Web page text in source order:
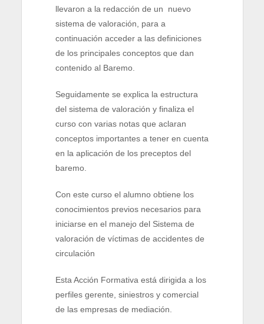
llevaron a la redacción de un nuevo
sistema de valoración, para a
continuación acceder a las definiciones
de los principales conceptos que dan
contenido al Baremo.
Seguidamente se explica la estructura
del sistema de valoración y finaliza el
curso con varias notas que aclaran
conceptos importantes a tener en cuenta
en la aplicación de los preceptos del
baremo.
Con este curso el alumno obtiene los
conocimientos previos necesarios para
iniciarse en el manejo del Sistema de
valoración de víctimas de accidentes de
circulación
Esta Acción Formativa está dirigida a los
perfiles gerente, siniestros y comercial
de las empresas de mediación.